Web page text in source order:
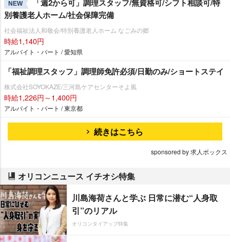
NEW
「週2から可」調理スタッフ/無資格可/シフト相談可/特
別養護老人ホーム/社会保障完備
社会福祉法人和敬会/特別養護老人ホーム なごみの郷
時給1,140円
アルバイト・パート / 愛知県
「福祉調理スタッフ」調理師免許必須/日勤のみ/ショートステイ
株式会社SOYOKAZE/三河島ケアセンターそよ風
時給1,226円～1,400円
アルバイト・パート / 東京都
続きはこちら
sponsored by 求人ボックス
オリコンニュース イチオシ特集
川島海荷さんと学ぶ 日常に潜む“人身取
引”のリアル
オリコンタイアップ特集